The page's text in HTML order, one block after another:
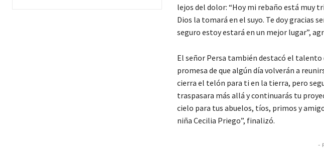
lejos del dolor: “Hoy mi rebaño está muy
Dios la tomará en el suyo. Te doy gracias
seguro estoy estará en un mejor lugar”,
El señor Persa también destacó el talento
promesa de que algún día volverán a
cierra el telón para ti en la tierra, pero
traspasara más allá y continuarás tu
cielo para tus abuelos, tíos, primos y
niña Cecilia Priego”, finalizó.
-